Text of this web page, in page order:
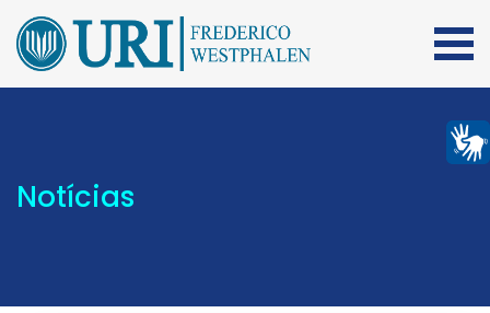
Notícias